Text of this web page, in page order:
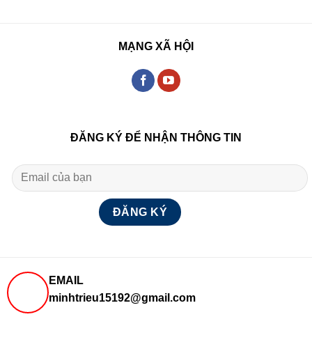
MẠNG XÃ HỘI
ĐĂNG KÝ ĐỂ NHẬN THÔNG TIN
EMAIL
minhtrieu15192@gmail.com